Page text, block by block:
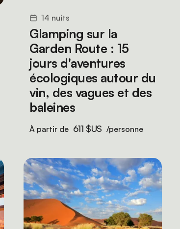
14 nuits
Glamping sur la
Garden Route : 15
jours d'aventures
écologiques autour du
vin, des vagues et des
baleines
À partir de 611 $US /personne